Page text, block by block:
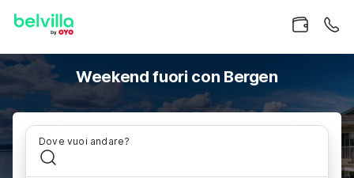
Weekend fuori con Bergen
Dove vuoi andare?